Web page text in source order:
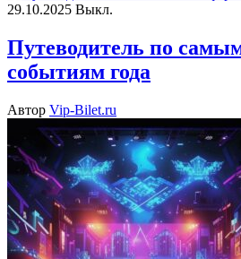
29.10.2025 Выкл.
Путеводитель по
событиям года
Автор Vip-Bilet.ru